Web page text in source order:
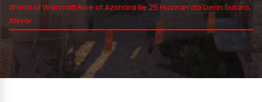
World of Warcraft Rise of Azshara ile 25 Haziran’da Derin Sulara
Atlıyor